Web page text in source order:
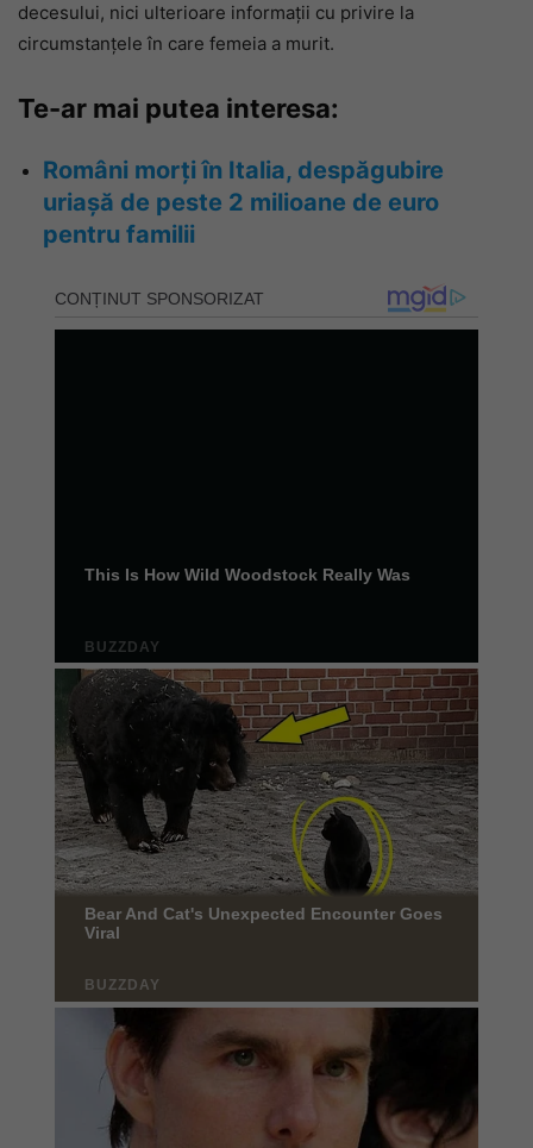
decesului, nici ulterioare informații cu privire la
circumstanțele în care femeia a murit.
Te-ar mai putea interesa:
Români morți în Italia, despăgubire
uriașă de peste 2 milioane de euro
pentru familii